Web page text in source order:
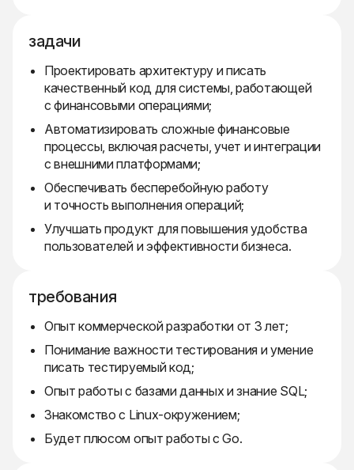
задачи
Проектировать архитектуру и писать
качественный код для системы, работающей
с финансовыми операциями;
Автоматизировать сложные финансовые
процессы, включая расчеты, учет и интеграции
с внешними платформами;
Обеспечивать бесперебойную работу
и точность выполнения операций;
Улучшать продукт для повышения удобства
пользователей и эффективности бизнеса.
требования
Опыт коммерческой разработки от 3 лет;
Понимание важности тестирования и умение
писать тестируемый код;
Опыт работы с базами данных и знание SQL;
Знакомство с Linux-окружением;
Будет плюсом опыт работы с Go.